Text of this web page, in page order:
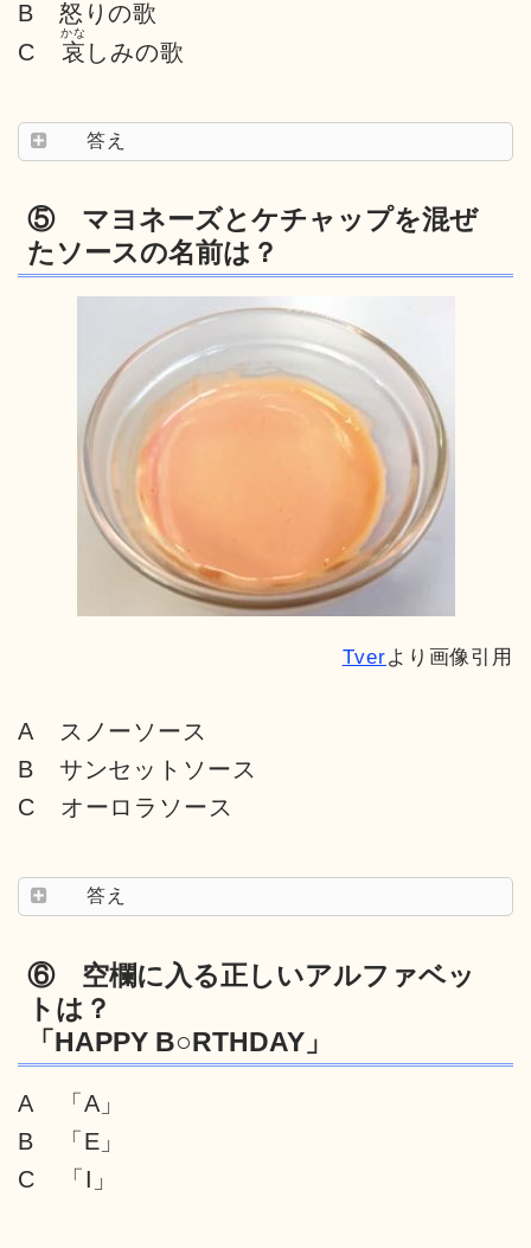
B 怒りの歌
C 哀
かな
しみの歌
答え
⑤ マヨネーズとケチャップを混ぜ
たソースの名前は？
Tverより画像引用
A スノーソース
B サンセットソース
C オーロラソース
答え
⑥ 空欄に入る正しいアルファベッ
トは？
「HAPPY B○RTHDAY」
A 「A」
B 「E」
C 「I」